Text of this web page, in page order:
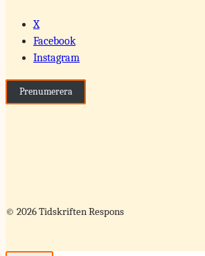
X
Facebook
Instagram
Prenumerera
© 2026 Tidskriften Respons